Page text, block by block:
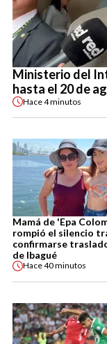
Ministerio del
hasta el 20 de
Hace4 minutos
Mamá de 'Epa
rompió el silencio
confirmarse
de Ibagué
Hace40 minutos